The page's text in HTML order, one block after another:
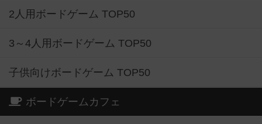
2人用ボードゲーム TOP50
3～4人用ボードゲーム TOP50
子供向けボードゲーム TOP50
ボードゲームカフェ